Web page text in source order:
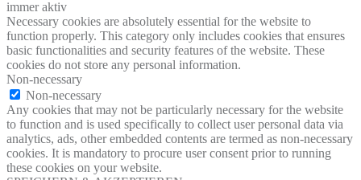
immer aktiv
Necessary cookies are absolutely essential for the website to
function properly. This category only includes cookies that ensures
basic functionalities and security features of the website. These
cookies do not store any personal information.
Non-necessary
Non-necessary
Any cookies that may not be particularly necessary for the website
to function and is used specifically to collect user personal data via
analytics, ads, other embedded contents are termed as non-necessary
cookies. It is mandatory to procure user consent prior to running
these cookies on your website.